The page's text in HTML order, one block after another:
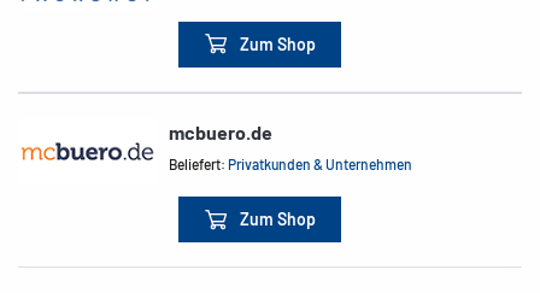
Zum Shop
mcbuero.de
Beliefert:Privatkunden & Unternehmen
Zum Shop